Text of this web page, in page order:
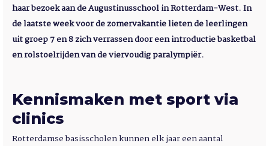
haar bezoek aan de Augustinusschool in Rotterdam-West. In
de laatste week voor de zomervakantie lieten de leerlingen
uit groep 7 en 8 zich verrassen door een introductie basketbal
en rolstoelrijden van de viervoudig paralympiër.
Kennismaken met sport via
clinics
Rotterdamse basisscholen kunnen elk jaar een aantal